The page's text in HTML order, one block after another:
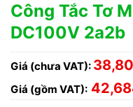
Công Tắc Tơ
DC100V 2a2b
Giá (chưa VAT):
Giá (gồm VAT):